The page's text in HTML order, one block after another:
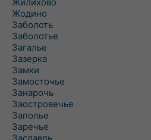
Жодино
Заболоть
Заболотье
Загалье
Зазерка
Замки
Замосточье
Занарочь
Заостровечье
Заполье
Заречье